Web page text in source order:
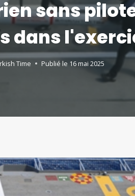
sans
dans
Time Publié le 16 mai 2025